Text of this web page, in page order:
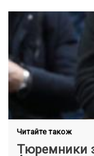
Читайте також
Тюремники